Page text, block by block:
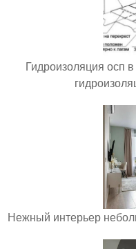
Гидроизоляция осп
Нежный интерьер